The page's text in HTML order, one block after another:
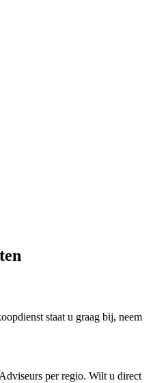
staat u graag bij, neem
per regio. Wilt u direct